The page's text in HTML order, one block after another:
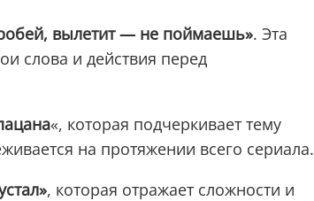
вылетит — не поймаешь». Эта
слова и действия перед
«, которая подчеркивает тему
на протяжении всего сериала.
, которая отражает сложности и